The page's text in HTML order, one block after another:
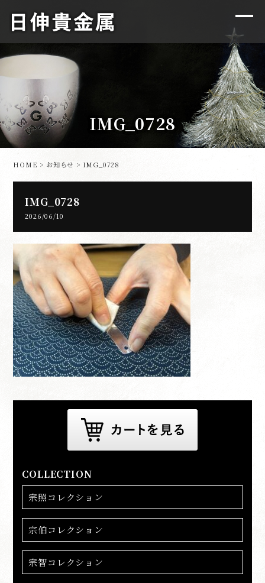
IMG_0728
HOME > お知らせ > IMG_0728
IMG_0728
2026/06/10
COLLECTION
宗照コレクション
宗伯コレクション
宗智コレクション